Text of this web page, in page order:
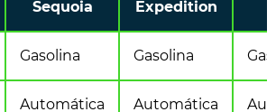
Sequoia
Expedition
Gasolina Gasolina
Automática Automática